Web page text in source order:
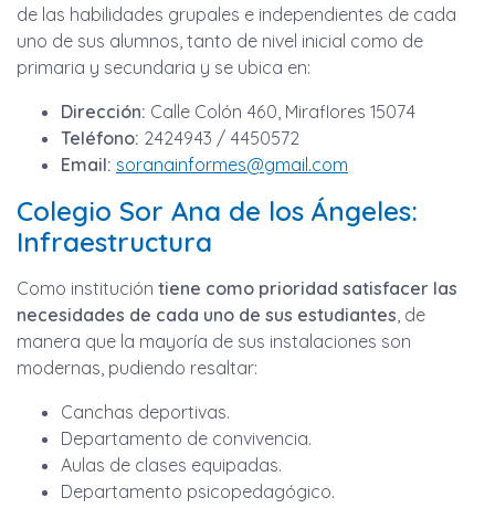
de las habilidades grupales e independientes de cada
uno de sus alumnos, tanto de nivel inicial como de
primaria y secundaria y se ubica en:
Dirección: Calle Colón 460, Miraflores 15074
Teléfono: 2424943 / 4450572
Email: soranainformes@gmail.com
Colegio Sor Ana de los Ángeles:
Infraestructura
Como institución tiene como prioridad satisfacer las
necesidades de cada uno de sus estudiantes, de
manera que la mayoría de sus instalaciones son
modernas, pudiendo resaltar:
Canchas deportivas.
Departamento de convivencia.
Aulas de clases equipadas.
Departamento psicopedagógico.